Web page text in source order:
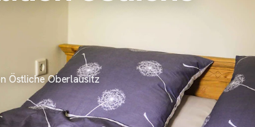
Östliche Oberlausitz